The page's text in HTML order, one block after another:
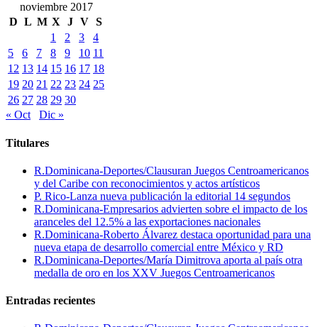
noviembre 2017
D L M X J V S
1
2 3
4
5
6 7 8 9 10 11
12 13 14 15 16 17 18
19 20 21 22 23 24 25
26 27 28 29 30
« Oct
Dic »
Titulares
R.Dominicana-Deportes/Clausuran Juegos Centroamericanos
y del Caribe con reconocimientos y actos artísticos
P. Rico-Lanza nueva publicación la editorial 14 segundos
R.Dominicana-Empresarios advierten sobre el impacto de los
aranceles del 12.5% a las exportaciones nacionales
R.Dominicana-Roberto Álvarez destaca oportunidad para una
nueva etapa de desarrollo comercial entre México y RD
R.Dominicana-Deportes/María Dimitrova aporta al país otra
medalla de oro en los XXV Juegos Centroamericanos
Entradas recientes